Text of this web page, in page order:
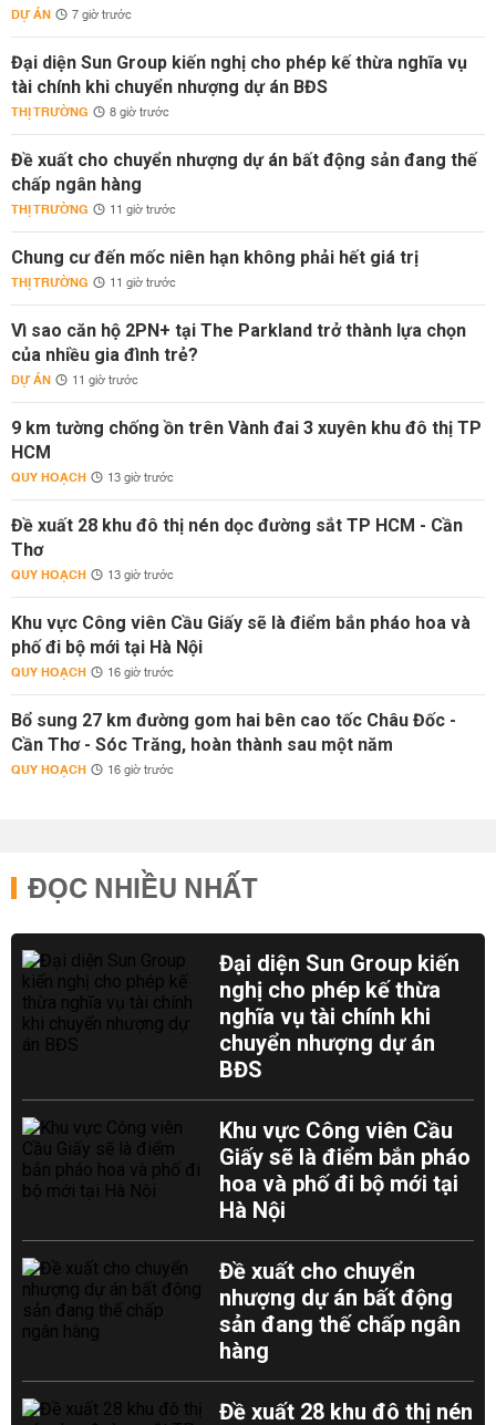
DỰ ÁN 7 giờ trước
Đại diện Sun Group kiến nghị cho phép kế thừa nghĩa vụ
tài chính khi chuyển nhượng dự án BĐS
THỊ TRƯỜNG 8 giờ trước
Đề xuất cho chuyển nhượng dự án bất động sản đang thế
chấp ngân hàng
THỊ TRƯỜNG 11 giờ trước
Chung cư đến mốc niên hạn không phải hết giá trị
THỊ TRƯỜNG 11 giờ trước
Vì sao căn hộ 2PN+ tại The Parkland trở thành lựa chọn
của nhiều gia đình trẻ?
DỰ ÁN 11 giờ trước
9 km tường chống ồn trên Vành đai 3 xuyên khu đô thị TP
HCM
QUY HOẠCH 13 giờ trước
Đề xuất 28 khu đô thị nén dọc đường sắt TP HCM - Cần
Thơ
QUY HOẠCH 13 giờ trước
Khu vực Công viên Cầu Giấy sẽ là điểm bắn pháo hoa và
phố đi bộ mới tại Hà Nội
QUY HOẠCH 16 giờ trước
Bổ sung 27 km đường gom hai bên cao tốc Châu Đốc -
Cần Thơ - Sóc Trăng, hoàn thành sau một năm
QUY HOẠCH 16 giờ trước
ĐỌC NHIỀU NHẤT
Đại diện Sun Group kiến
nghị cho phép kế thừa
nghĩa vụ tài chính khi
chuyển nhượng dự án
BĐS
Khu vực Công viên Cầu
Giấy sẽ là điểm bắn pháo
hoa và phố đi bộ mới tại
Hà Nội
Đề xuất cho chuyển
nhượng dự án bất động
sản đang thế chấp ngân
hàng
Đề xuất 28 khu đô thị nén